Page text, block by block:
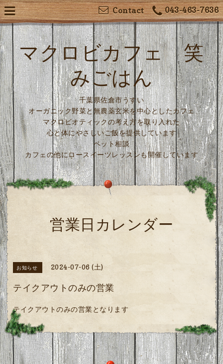
043-463-7636
Contact
マクロビカフェ 笑
みごはん
千葉県佐倉市うすい
オーガニック野菜と無農薬玄米を中心としたカフェ
マクロビオティックの考え方を取り入れた
心と体にやさしいご飯を提供しています
ペット相談
カフェの他にロースイーツレッスンも開催しています
営業日カレンダー
お知らせ 2024-07-06 (土)
テイクアウトのみの営業
テイクアウトのみの営業となります